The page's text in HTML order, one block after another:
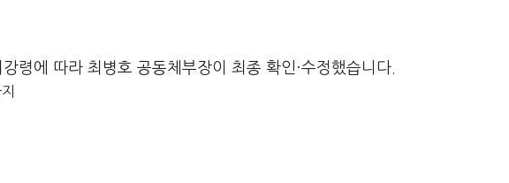
령에 따라 최병호 공동체부장이 최종 확인·수정했습니다.